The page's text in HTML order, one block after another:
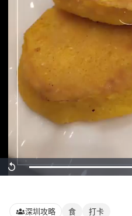
Replay
深圳攻略 食 打卡